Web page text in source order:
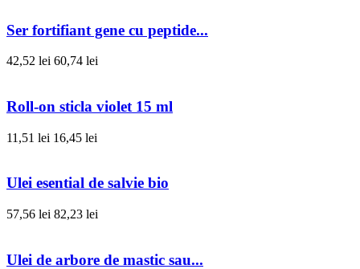
Ser fortifiant gene cu peptide...
42,52 lei 60,74 lei
Roll-on sticla violet 15 ml
11,51 lei 16,45 lei
Ulei esential de salvie bio
57,56 lei 82,23 lei
Ulei de arbore de mastic sau...